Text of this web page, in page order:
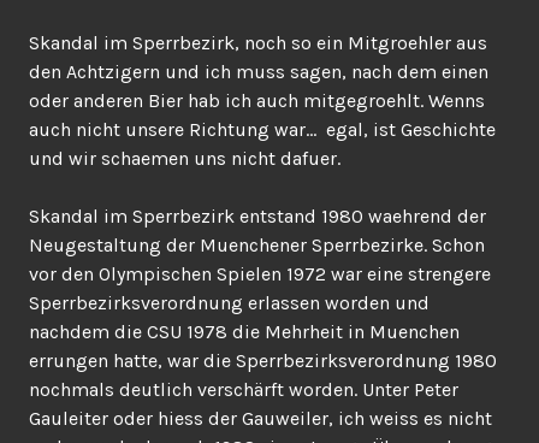
Skandal im Sperrbezirk, noch so ein Mitgroehler aus
den Achtzigern und ich muss sagen, nach dem einen
oder anderen Bier hab ich auch mitgegroehlt. Wenns
auch nicht unsere Richtung war… egal, ist Geschichte
und wir schaemen uns nicht dafuer.
Skandal im Sperrbezirk entstand 1980 waehrend der
Neugestaltung der Muenchener Sperrbezirke. Schon
vor den Olympischen Spielen 1972 war eine strengere
Sperrbezirksverordnung erlassen worden und
nachdem die CSU 1978 die Mehrheit in Muenchen
errungen hatte, war die Sperrbezirksverordnung 1980
nochmals deutlich verschärft worden. Unter Peter
Gauleiter oder hiess der Gauweiler, ich weiss es nicht